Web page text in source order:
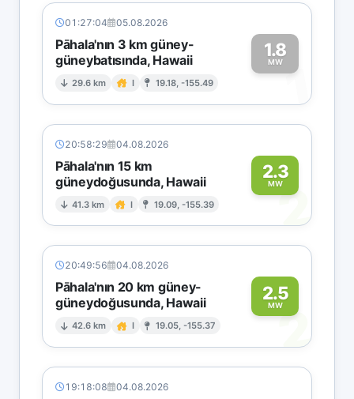
01:27:04 05.08.2026
Pāhala'nın 3 km güney-
güneybatısında, Hawaii
29.6 km I 19.18, -155.49
1.8
MW1
20:58:29 04.08.2026
Pāhala'nın 15 km
güneydoğusunda, Hawaii
41.3 km I 19.09, -155.39
2.3
MW2
20:49:56 04.08.2026
Pāhala'nın 20 km güney-
güneydoğusunda, Hawaii
42.6 km I 19.05, -155.37
2.5
MW2
19:18:08 04.08.2026